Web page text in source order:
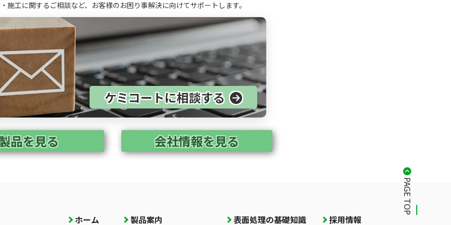
施工に関するご相談など、お客様のお困り事解決に向けてサポートします。
ケミコートに相談する
品を見る 会社情報を見る
ホーム 製品案内 表面処理の基礎知識 採用情報
PAGE TOP